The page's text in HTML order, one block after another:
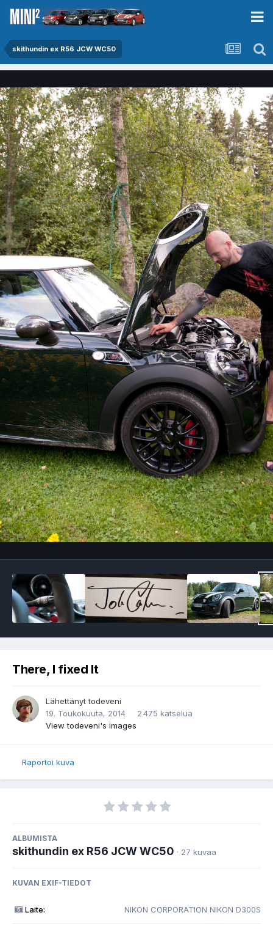
skithundin ex R56 JCW WC50
Image Tools
There, I fixed It
Lähettänyttodeveni
19. Toukokuuta, 2014
2 475 katselua
View todeveni's images
Raportoi kuva
ALBUMISTA
skithundin ex R56 JCW WC50 · 27 kuvaa
KUVAN EXIF-TIEDOT
Laite: NIKON CORPORATION NIKON D300S